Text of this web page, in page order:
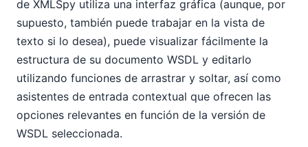
de XMLSpy utiliza una interfaz gráfica (aunque, por
supuesto, también puede trabajar en la vista de
texto si lo desea), puede visualizar fácilmente la
estructura de su documento WSDL y editarlo
utilizando funciones de arrastrar y soltar, así como
asistentes de entrada contextual que ofrecen las
opciones relevantes en función de la versión de
WSDL seleccionada.